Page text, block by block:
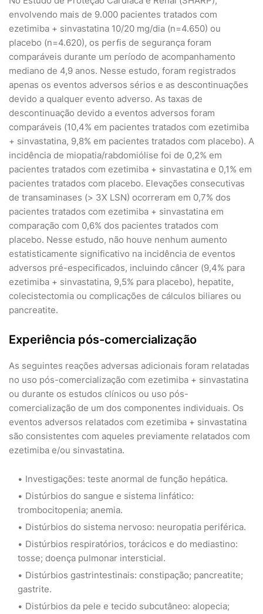
envolvendo mais de 9.000 pacientes tratados com
ezetimiba + sinvastatina 10/20 mg/dia (n=4.650) ou
placebo (n=4.620), os perfis de segurança foram
comparáveis durante um período de acompanhamento
mediano de 4,9 anos. Nesse estudo, foram registrados
apenas os eventos adversos sérios e as descontinuações
devido a qualquer evento adverso. As taxas de
descontinuação devido a eventos adversos foram
comparáveis (10,4% em pacientes tratados com ezetimiba
+ sinvastatina, 9,8% em pacientes tratados com placebo). A
incidência de miopatia/rabdomiólise foi de 0,2% em
pacientes tratados com ezetimiba + sinvastatina e 0,1% em
pacientes tratados com placebo. Elevações consecutivas
de transaminases (> 3X LSN) ocorreram em 0,7% dos
pacientes tratados com ezetimiba + sinvastatina em
comparação com 0,6% dos pacientes tratados com
placebo. Nesse estudo, não houve nenhum aumento
estatisticamente significativo na incidência de eventos
adversos pré-especificados, incluindo câncer (9,4% para
ezetimiba + sinvastatina, 9,5% para placebo), hepatite,
colecistectomia ou complicações de cálculos biliares ou
pancreatite.
Experiência pós-comercialização
As seguintes reações adversas adicionais foram relatadas
no uso pós-comercialização com ezetimiba + sinvastatina
ou durante os estudos clínicos ou uso pós-
comercialização de um dos componentes individuais. Os
eventos adversos relatados com ezetimiba + sinvastatina
são consistentes com aqueles previamente relatados com
ezetimiba e/ou sinvastatina.
Investigações: teste anormal de função hepática.
Distúrbios do sangue e sistema linfático:
trombocitopenia; anemia.
Distúrbios do sistema nervoso: neuropatia periférica.
Distúrbios respiratórios, torácicos e do mediastino:
tosse; doença pulmonar intersticial.
Distúrbios gastrintestinais: constipação; pancreatite;
gastrite.
Distúrbios da pele e tecido subcutâneo: alopecia;